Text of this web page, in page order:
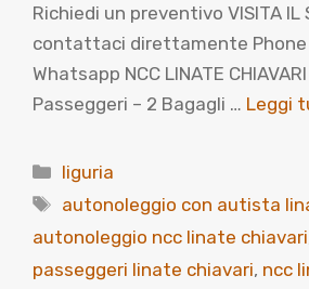
Richiedi un preventivo VISITA IL
contattaci direttamente Phone
Whatsapp NCC LINATE
Passeggeri – 2 Bagagli … Leggi
Categorie
liguria
Tag
autonoleggio con autista
autonoleggio ncc linate chiavari
passeggeri linate chiavari, ncc